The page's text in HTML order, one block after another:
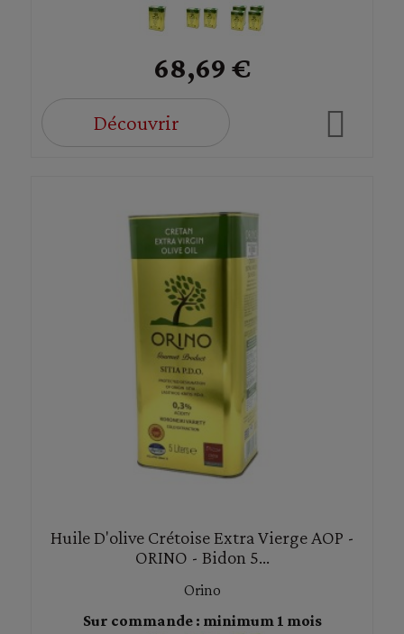
68,69 €
Découvrir
Huile D'olive Crétoise Extra Vierge AOP -
ORINO - Bidon 5...
Orino
Sur commande : minimum 1 mois